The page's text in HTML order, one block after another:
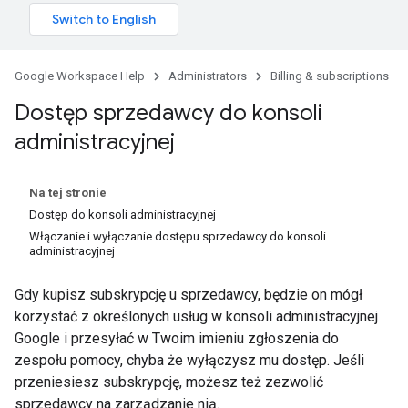
Google Workspace Help Administrators Billing & subscriptions
Dostęp sprzedawcy do konsoli
administracyjnej
Na tej stronie
Dostęp do konsoli administracyjnej
Włączanie i wyłączanie dostępu sprzedawcy do konsoli
administracyjnej
Gdy kupisz subskrypcję u sprzedawcy, będzie on mógł
korzystać z określonych usług w konsoli administracyjnej
Google i przesyłać w Twoim imieniu zgłoszenia do
zespołu pomocy, chyba że wyłączysz mu dostęp. Jeśli
przeniesiesz subskrypcję, możesz też zezwolić
sprzedawcy na zarządzanie nią.